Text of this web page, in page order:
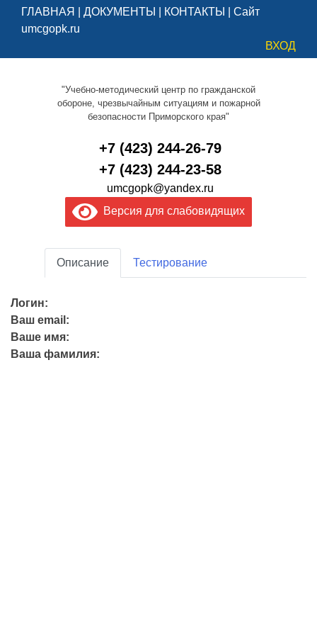
ГЛАВНАЯ ДОКУМЕНТЫ КОНТАКТЫ
Сайт
umcgopk.ru
ВХОД
"Учебно-методический центр по гражданской
обороне, чрезвычайным ситуациям и пожарной
безопасности Приморского края"
+7 (423) 244-26-79
+7 (423) 244-23-58
umcgopk@yandex.ru
Версия для слабовидящих
Описание Тестирование
Логин:
Ваш email:
Ваше имя:
Ваша фамилия: